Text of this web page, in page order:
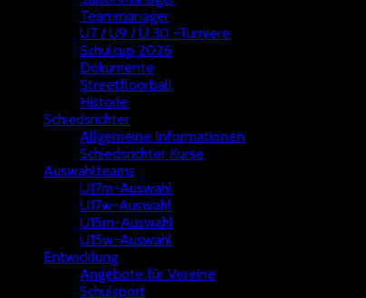
Teammanager
U7 / U9 / Ü 30 -Turniere
Schulcup 2026
Dokumente
Streetfloorball
Historie
Schiedsrichter
Allgemeine Informationen
Schiedsrichter Kurse
Auswahlteams
U17m-Auswahl
U17w-Auswahl
U15m-Auswahl
U15w-Auswahl
Entwicklung
Angebote für Vereine
Schulsport